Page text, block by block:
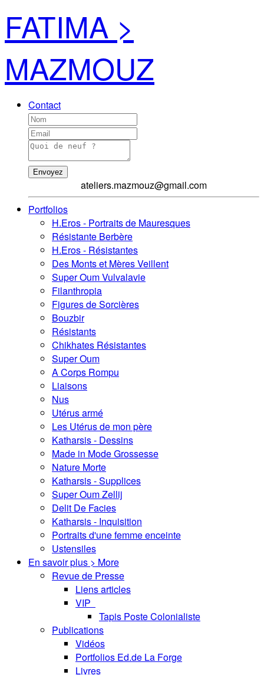
FATIMA >
MAZMOUZ
Contact
Envoyez
ateliers.mazmouz@gmail.com
Portfolios
H.Eros - Portraits de Mauresques
Résistante Berbère
H.Eros - Résistantes
Des Monts et Mères Veillent
Super Oum Vulvalavie
Filanthropia
Figures de Sorcières
Bouzbir
Résistants
Chikhates Résistantes
Super Oum
A Corps Rompu
Liaisons
Nus
Utérus armé
Les Utérus de mon père
Katharsis - Dessins
Made in Mode Grossesse
Nature Morte
Katharsis - Supplices
Super Oum Zellij
Delit De Facies
Katharsis - Inquisition
Portraits d'une femme enceinte
Ustensiles
En savoir plus > More
Revue de Presse
Liens articles
VIP
Tapis Poste Colonialiste
Publications
Vidéos
Portfolios Ed.de La Forge
Livres